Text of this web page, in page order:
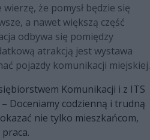
że pomysł będzie się
a nawet większą część
odbywa się pomiędzy
atrakcją jest wystawa
pojazdy komunikacji miejskiej.
Komunikacji i z ITS
Doceniamy codzienną i trudną
nie tylko mieszkańcom,